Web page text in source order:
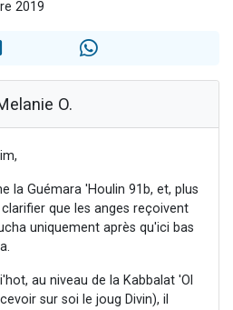
49 places pour étudier en groupe sur Zoom
de donner son Maasser
2019
O.
la Guémara 'Houlin 91b, et, plus
que les anges reçoivent
uniquement après qu'ici bas
au niveau de la Kabbalat 'Ol
sur soi le joug Divin), il